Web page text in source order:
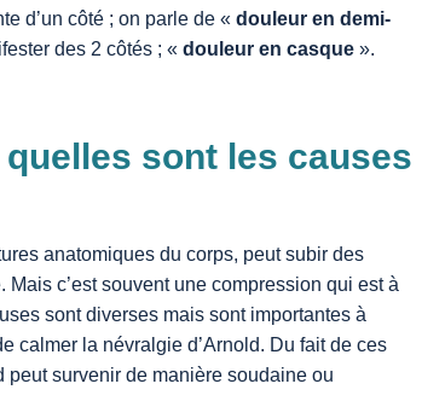
d’un côté ; on parle de «douleur en demi-
des 2 côtés ; «douleur en casque ».
sont les causes
anatomiques du corps, peut subir des
c’est souvent une compression qui est à
sont diverses mais sont importantes à
calmer la névralgie d’Arnold. Du fait de ces
peut survenir de manière soudaine ou